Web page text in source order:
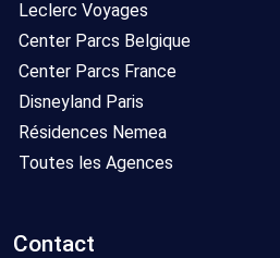
Leclerc Voyages
Center Parcs Belgique
Center Parcs France
Disneyland Paris
Résidences Nemea
Toutes les Agences
Contact